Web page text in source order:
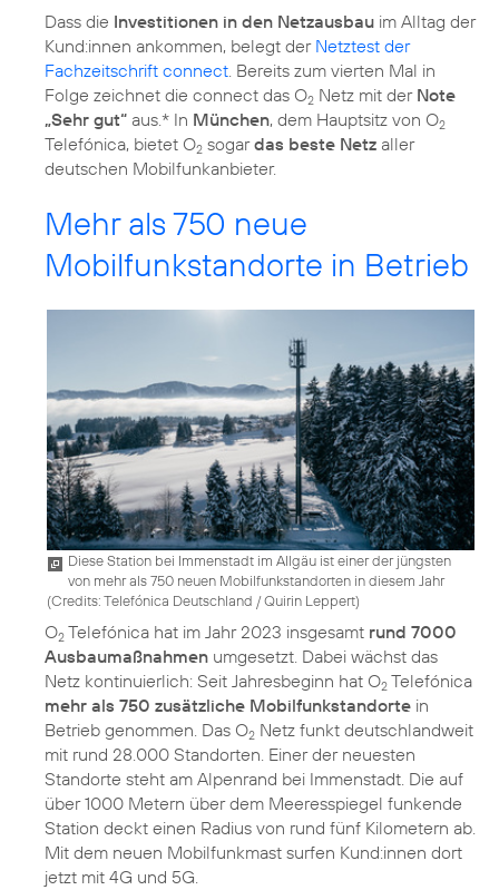
Dass die Investitionen in den Netzausbau im Alltag der
Kund:innen ankommen, belegt der Netztest der
Fachzeitschrift connect . Bereits zum vierten Mal in
Folge zeichnet die connect das O2 Netz mit der Note
„Sehr gut“ aus.* In München, dem Hauptsitz von O2
Telefónica, bietet O2 sogardas beste Netz aller
deutschen Mobilfunkanbieter.
Mehr als 750 neue
Mobilfunkstandorte in Betrieb
Diese Station bei Immenstadt im Allgäu ist einer der jüngsten
von mehr als 750 neuen Mobilfunkstandorten in diesem Jahr
(Credits: Telefónica Deutschland / Quirin Leppert)
O2 Telefónica hat im Jahr 2023 insgesamt rund 7000
Ausbaumaßnahmen umgesetzt. Dabei wächst das
Netz kontinuierlich: Seit Jahresbeginn hat O2 Telefónica
mehr als 750 zusätzliche Mobilfunkstandorte in
Betrieb genommen. Das O2 Netz funkt deutschlandweit
mit rund 28.000 Standorten. Einer der neuesten
Standorte steht am Alpenrand bei Immenstadt. Die auf
über 1000 Metern über dem Meeresspiegel funkende
Station deckt einen Radius von rund fünf Kilometern ab.
Mit dem neuen Mobilfunkmast surfen Kund:innen dort
jetzt mit 4G und 5G.